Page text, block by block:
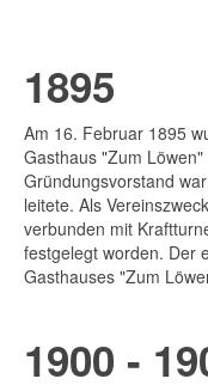
1895
Am 16. Februar 1895
Gasthaus "Zum
Gründungsvorstand
leitete. Als
verbunden mit
festgelegt worden. Der
Gasthauses "Zum
1900 -